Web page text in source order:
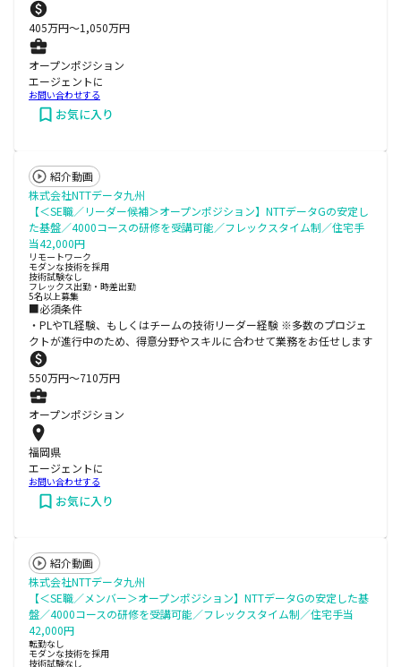
405万円〜1,050万円
オープンポジション
エージェントに
お問い合わせする
お気に入り
紹介動画
株式会社NTTデータ九州
【＜SE職／リーダー候補＞オープンポジション】NTTデータGの安定し
た基盤／4000コースの研修を受講可能／フレックスタイム制／住宅手
当42,000円
リモートワーク
モダンな技術を採用
技術試験なし
フレックス出勤・時差出勤
5名以上募集
■必須条件
・PLやTL経験、もしくはチームの技術リーダー経験 ※多数のプロジェ
クトが進⾏中のため、得意分野やスキルに合わせて業務をお任せします
550万円〜710万円
オープンポジション
福岡県
エージェントに
お問い合わせする
お気に入り
紹介動画
株式会社NTTデータ九州
【＜SE職／メンバー＞オープンポジション】NTTデータGの安定した基
盤／4000コースの研修を受講可能／フレックスタイム制／住宅手当
42,000円
転勤なし
モダンな技術を採用
技術試験なし